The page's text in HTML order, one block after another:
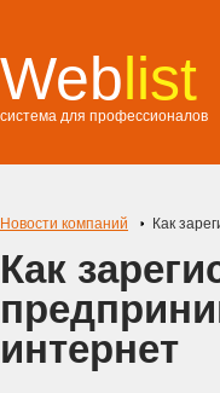
Weblist
система для профессионалов
Новости компаний Как
Как
интернет